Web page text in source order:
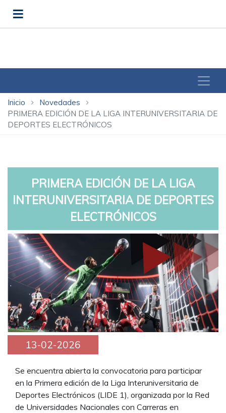
Inicio chevron_right Novedades chevron_right
PRIMERA EDICIÓN DE LA LIGA INTERUNIVERSITARIA DE
DEPORTES ELECTRÓNICOS
PRIMERA EDICIÓN DE LA LIGA
INTERUNIVERSITARIA DE DEPORTES
ELECTRÓNICOS
13-02-2026
Se encuentra abierta la convocatoria para participar
en la Primera edición de la Liga Interuniversitaria de
Deportes Electrónicos (LIDE 1), organizada por la Red
de Universidades Nacionales con Carreras en